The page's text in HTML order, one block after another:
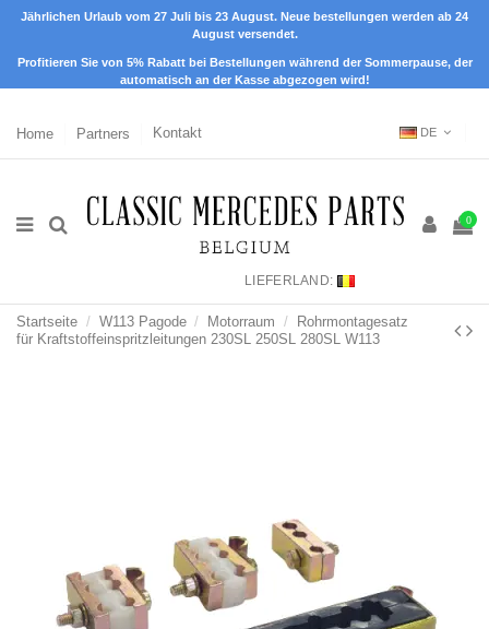
Jährlichen Urlaub vom 27 Juli bis 23 August. Neue bestellungen werden ab 24
August versendet.
Profitieren Sie von 5% Rabatt bei Bestellungen während der Sommerpause, der
automatisch an der Kasse abgezogen wird!
Home Partners Kontakt DE
0
LIEFERLAND:
Startseite W113 Pagode Motorraum
Rohrmontagesatz
für Kraftstoffeinspritzleitungen 230SL 250SL 280SL W113